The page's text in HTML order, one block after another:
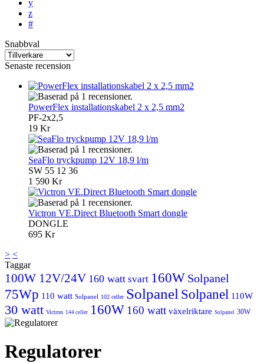
y
z
#
Snabbval
Senaste recension
PowerFlex installationskabel 2 x 2,5 mm2
PF-2x2,5
19 Kr
SeaFlo tryckpump 12V 18,9 l/m
SW 55 12 36
1 590 Kr
Victron VE.Direct Bluetooth Smart dongle
DONGLE
695 Kr
> <
Taggar
100W 12V/24V 160 watt svart 160W Solpanel
75Wp 110 watt Solpanel 102 celler Solpanel Solpanel 110W
30 watt Victron 144 celler 160W 160 watt växelriktare Solpanel 30W
Regulatorer